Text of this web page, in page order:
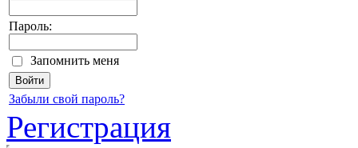
Пароль:
Запомнить меня
Забыли свой пароль?
Регистрация